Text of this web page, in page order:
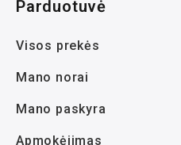
Parduotuvė
Visos prekės
Mano norai
Mano paskyra
Apmokėjimas